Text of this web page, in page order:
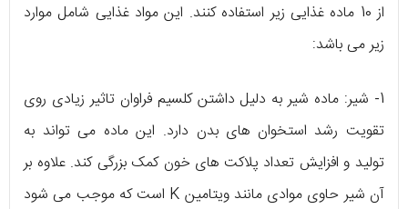
از 10 ماده غذایی زیر استفاده کنند. این مواد غذایی شامل موارد
زیر می باشد:
1- شیر: ماده شیر به دلیل داشتن کلسیم فراوان تاثیر زیادی روی
تقویت رشد استخوان های بدن دارد. این ماده می تواند به
تولید و افزایش تعداد پلاکت های خون کمک بزرگی کند. علاوه بر
آن شیر حاوی موادی مانند ویتامین K است که موجب می شود